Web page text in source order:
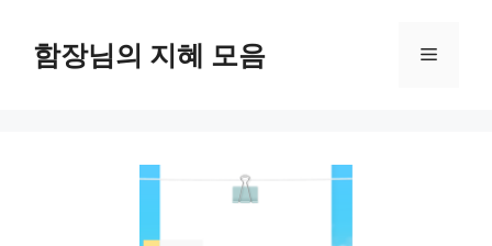
함장님의 지혜 모음 메